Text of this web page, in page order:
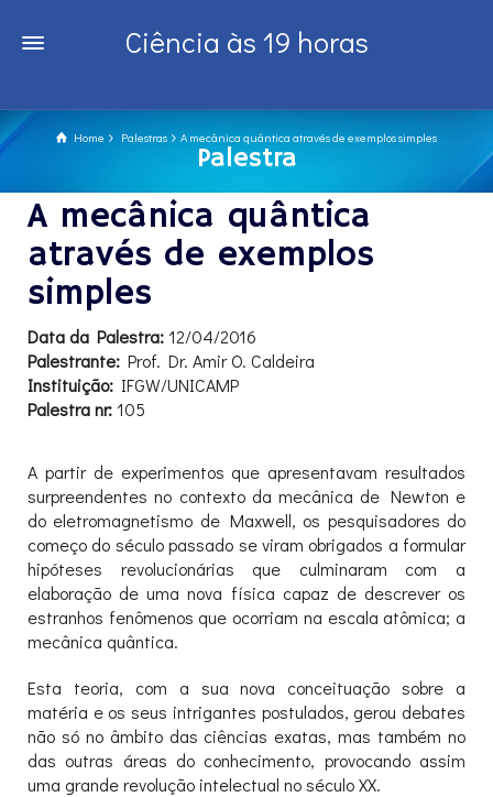
Ciência às 19 horas
Home Palestras A mecânica quântica através de exemplos simples
Palestra
A mecânica quântica
através de exemplos
simples
Data da Palestra:12/04/2016
Palestrante: Prof. Dr. Amir O. Caldeira
Instituição: IFGW/UNICAMP
Palestra nr:105
A partir de experimentos que apresentavam resultados
surpreendentes no contexto da mecânica de Newton e
do eletromagnetismo de Maxwell, os pesquisadores do
começo do século passado se viram obrigados a formular
hipóteses revolucionárias que culminaram com a
elaboração de uma nova física capaz de descrever os
estranhos fenômenos que ocorriam na escala atômica; a
mecânica quântica.
Esta teoria, com a sua nova conceituação sobre a
matéria e os seus intrigantes postulados, gerou debates
não só no âmbito das ciências exatas, mas também no
das outras áreas do conhecimento, provocando assim
uma grande revolução intelectual no século XX.